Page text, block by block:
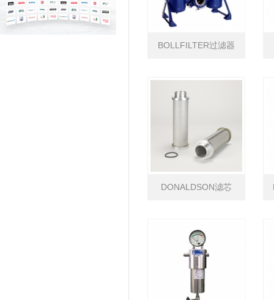
BOLLFILTER过滤器
DONALDSON滤芯